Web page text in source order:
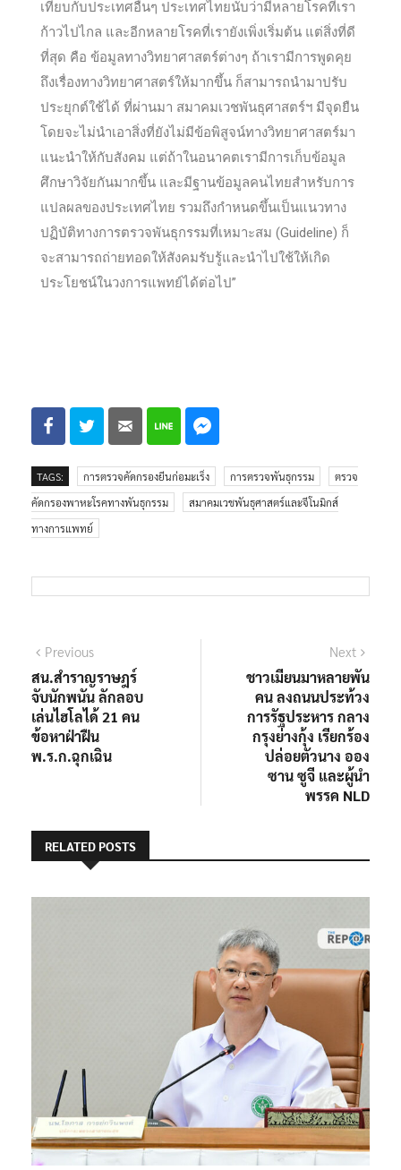
เทียบกับประเทศอื่นๆ ประเทศไทยนับว่ามีหลายโรคที่เรา
ก้าวไปไกล และอีกหลายโรคที่เรายังเพิ่งเริ่มต้น แต่สิ่งที่ดี
ที่สุด คือ ข้อมูลทางวิทยาศาสตร์ต่างๆ ถ้าเรามีการพูดคุย
ถึงเรื่องทางวิทยาศาสตร์ให้มากขึ้น ก็สามารถนำมาปรับ
ประยุกต์ใช้ได้ ที่ผ่านมา สมาคมเวชพันธุศาสตร์ฯ มีจุดยืน
โดยจะไม่นำเอาสิ่งที่ยังไม่มีข้อพิสูจน์ทางวิทยาศาสตร์มา
แนะนำให้กับสังคม แต่ถ้าในอนาคตเรามีการเก็บข้อมูล
ศึกษาวิจัยกันมากขึ้น และมีฐานข้อมูลคนไทยสำหรับการ
แปลผลของประเทศไทย รวมถึงกำหนดขึ้นเป็นแนวทาง
ปฏิบัติทางการตรวจพันธุกรรมที่เหมาะสม (Guideline) ก็
จะสามารถถ่ายทอดให้สังคมรับรู้และนำไปใช้ให้เกิด
ประโยชน์ในวงการแพทย์ได้ต่อไป”
TAGS: การตรวจคัดกรองยีนก่อมะเร็ง การตรวจพันธุกรรม
ตรวจ
คัดกรองพาหะโรคทางพันธุกรรม
สมาคมเวชพันธุศาสตร์และจีโนมิกส์
ทางการแพทย์
Previous
สน.สำราญราษฎร์
จับนักพนัน ลักลอบ
เล่นไฮโลได้ 21 คน
ข้อหาฝ่าฝืน
พ.ร.ก.ฉุกเฉิน
Next
ชาวเมียนมาหลายพัน
คน ลงถนนประท้วง
การรัฐประหาร กลาง
กรุงย่างกุ้ง เรียกร้อง
ปล่อยตัวนาง ออง
ซาน ซูจี และผู้นำ
พรรค NLD
RELATED POSTS